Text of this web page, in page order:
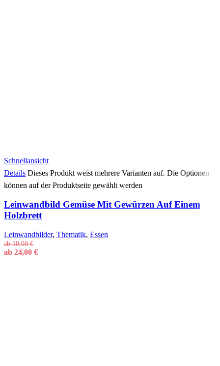
Schnellansicht
Details Dieses Produkt weist mehrere Varianten auf. Die Optionen
können auf der Produktseite gewählt werden
Leinwandbild Gemüse Mit Gewürzen Auf Einem
Holzbrett
Leinwandbilder, Thematik, Essen
ab30,00€
ab 24,00 €